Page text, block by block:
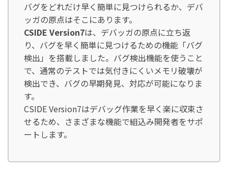
バグをどれだけ早く簡単に見つけられるか、デバ
ッガの原点はそこにあります。
CSIDE Version7は、デバッガの原点に立ち返
り、バグを早く簡単に見つけるための機能「バグ
検出」を搭載しました。バグ検出機能を使うこと
で、通常のテストでは気付きにくいメモリ破壊が
検出でき、バグの早期発見、対応が可能になりま
す。
CSIDE Version7はデバッグ作業を早く楽に収束さ
せるため、さまざまな機能で組込み開発者をサポ
ートします。